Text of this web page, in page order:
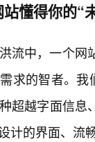
懂得你的“
流中，一个网
求的智者。
越字面信息
计的界面、流